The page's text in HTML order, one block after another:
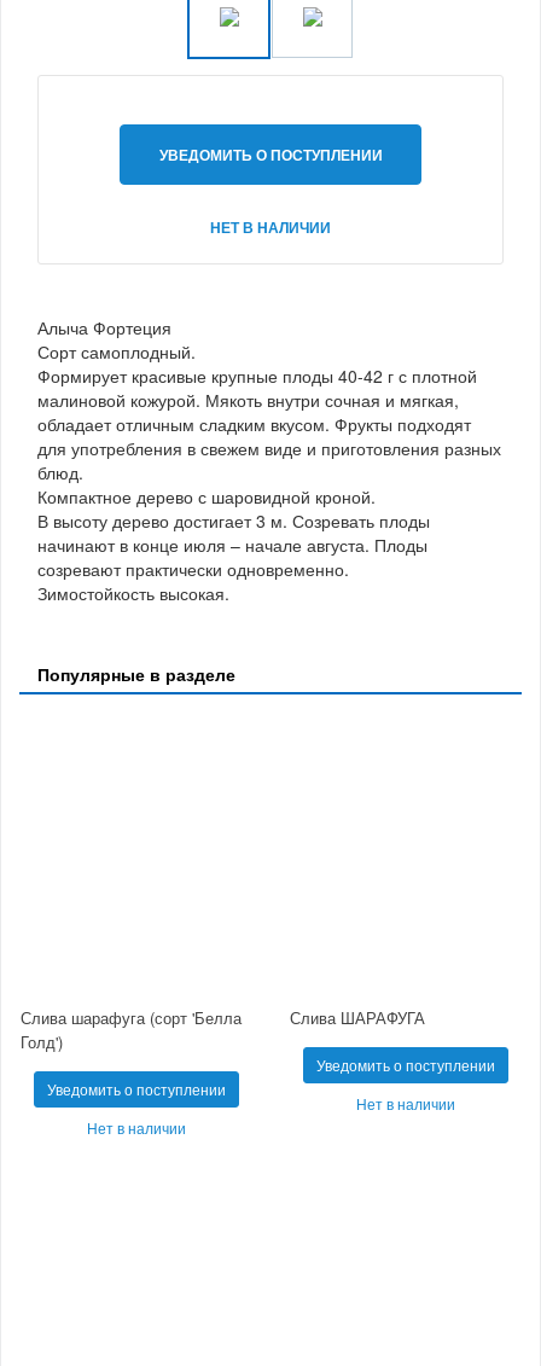
УВЕДОМИТЬ О ПОСТУПЛЕНИИ
НЕТ В НАЛИЧИИ
Алыча Фортеция
Сорт самоплодный.
Формирует красивые крупные плоды 40-42 г с плотной
малиновой кожурой. Мякоть внутри сочная и мягкая,
обладает отличным сладким вкусом. Фрукты подходят
для употребления в свежем виде и приготовления разных
блюд.
Компактное дерево с шаровидной кроной.
В высоту дерево достигает 3 м. Созревать плоды
начинают в конце июля – начале августа. Плоды
созревают практически одновременно.
Зимостойкость высокая.
Популярные в разделе
Слива шарафуга (сорт 'Белла
Голд')
Уведомить о поступлении
Нет в наличии
Слива ШАРАФУГА
Уведомить о поступлении
Нет в наличии